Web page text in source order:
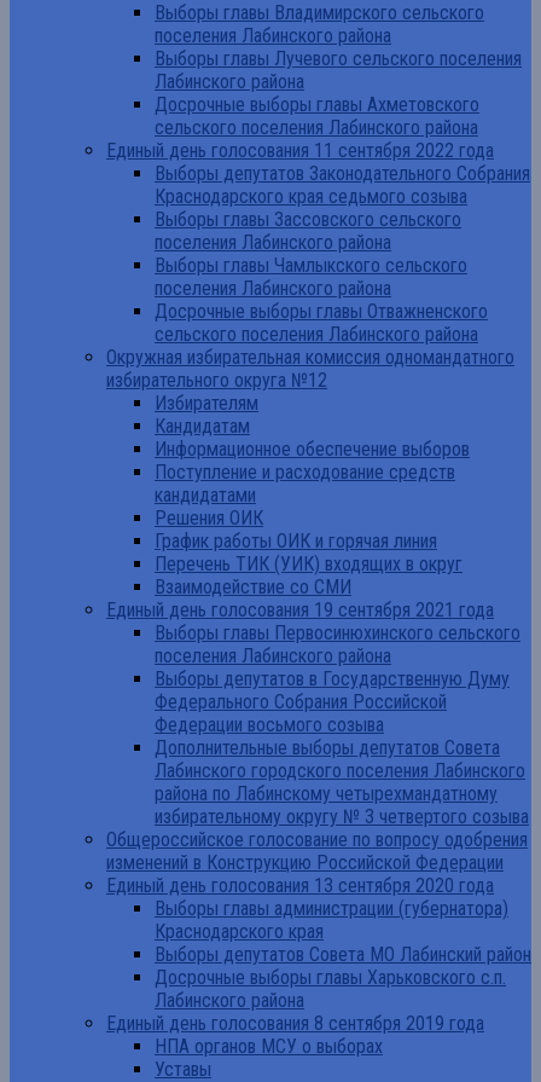
Выборы главы Владимирского сельского
поселения Лабинского района
Выборы главы Лучевого сельского поселения
Лабинского района
Досрочные выборы главы Ахметовского
сельского поселения Лабинского района
Единый день голосования 11 сентября 2022 года
Выборы депутатов Законодательного Собрания
Краснодарского края седьмого созыва
Выборы главы Зассовского сельского
поселения Лабинского района
Выборы главы Чамлыкского сельского
поселения Лабинского района
Досрочные выборы главы Отважненского
сельского поселения Лабинского района
Окружная избирательная комиссия одномандатного
избирательного округа №12
Избирателям
Кандидатам
Информационное обеспечение выборов
Поступление и расходование средств
кандидатами
Решения ОИК
График работы ОИК и горячая линия
Перечень ТИК (УИК) входящих в округ
Взаимодействие со СМИ
Единый день голосования 19 сентября 2021 года
Выборы главы Первосинюхинского сельского
поселения Лабинского района
Выборы депутатов в Государственную Думу
Федерального Собрания Российской
Федерации восьмого созыва
Дополнительные выборы депутатов Совета
Лабинского городского поселения Лабинского
района по Лабинскому четырехмандатному
избирательному округу № 3 четвертого созыва
Общероссийское голосование по вопросу одобрения
изменений в Конструкцию Российской Федерации
Единый день голосования 13 сентября 2020 года
Выборы главы администрации (губернатора)
Краснодарского края
Выборы депутатов Совета МО Лабинский район
Досрочные выборы главы Харьковского с.п.
Лабинского района
Единый день голосования 8 сентября 2019 года
НПА органов МСУ о выборах
Уставы